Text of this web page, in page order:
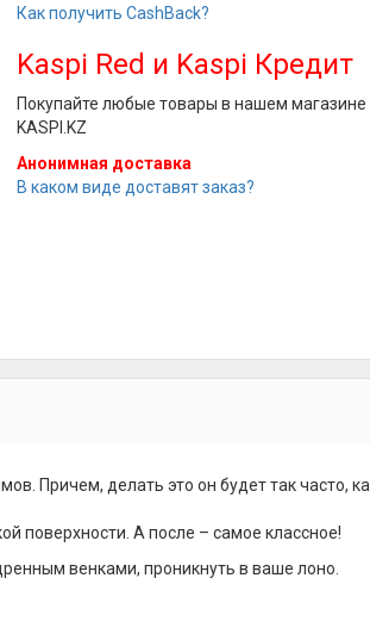
Как получить CashBack?
Kaspi Red и Kaspi Кредит
Покупайте любые товары в нашем
KASPI.KZ
Анонимная доставка
В каком виде доставят заказ?
Причем, делать это он будет так часто,
поверхности. А после – самое классное!
венками, проникнуть в ваше лоно.